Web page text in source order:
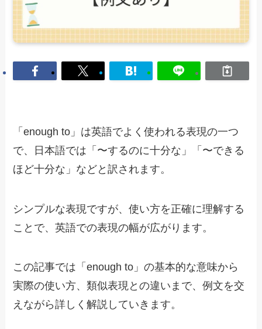
「enough to」は英語でよく使われる表現の一つ
で、日本語では「〜するのに十分な」「〜できる
ほど十分な」などと訳されます。
シンプルな表現ですが、使い方を正確に理解する
ことで、英語での表現の幅が広がります。
この記事では「enough to」の基本的な意味から
実際の使い方、類似表現との違いまで、例文を交
えながら詳しく解説していきます。